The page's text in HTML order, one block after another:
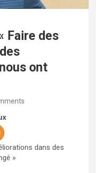
Faire des
ont
dans des
»